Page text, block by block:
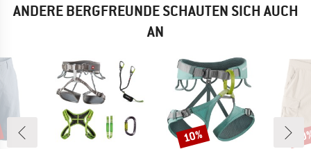
ANDERE BERGFREUNDE SCHAUTEN SICH AUCH
AN
Rabatt
10%